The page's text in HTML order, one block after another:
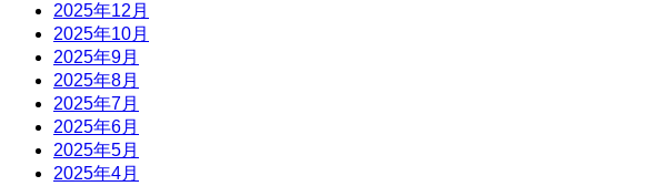
2025年12月
2025年10月
2025年9月
2025年8月
2025年7月
2025年6月
2025年5月
2025年4月